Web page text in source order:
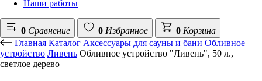
Наши работы
0 Сравнение 0 Избранное 0 Корзина
Главная Каталог Аксессуары для сауны и бани Обливное
устройство Ливень Обливное устройство "Ливень", 50 л.,
светлое дерево